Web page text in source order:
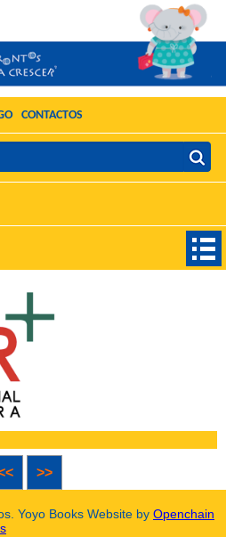
CONTACTOS
>>
Yoyo Books Website by Openchain